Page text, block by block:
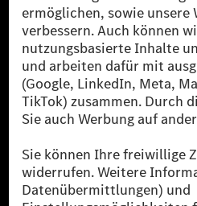
[1] Bilanziell CO₂-neutral bedeutet,
reduzierte CO₂-Emissionen bei der
zertifizierte Ausgleichsprojekte
[2] Renewable Charging ist ein
Public in Europa, den USA, Kanada und
Ladestation noch kein Strom aus
verwendet Renewable Charging
sicher, dass für Ladevorgänge über
Strommenge aus erneuerbaren
als sechs Jahre sind.
* Inkl. EKOenergy Ökolabel
* Die angegebenen Werte wurden nach
Messverfahren WLTP (Worldwide